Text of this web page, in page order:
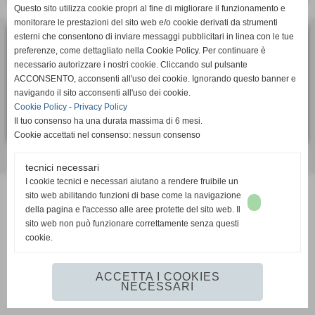
ASD Calcio Femminile SUPERBA
via Bartolomeo Bianco 6, 16127 - Genova (GE)
P.I. 01405910991
Tel. 010 2391106
segreteria.sportiva@superbacalcio.it
Questo sito utilizza cookie propri al fine di migliorare il funzionamento e
monitorare le prestazioni del sito web e/o cookie derivati da strumenti
esterni che consentono di inviare messaggi pubblicitari in linea con le tue
preferenze, come dettagliato nella Cookie Policy. Per continuare è
necessario autorizzare i nostri cookie. Cliccando sul pulsante
ACCONSENTO, acconsenti all'uso dei cookie. Ignorando questo banner e
navigando il sito acconsenti all'uso dei cookie.
Cookie Policy - Privacy Policy
Il tuo consenso ha una durata massima di 6 mesi.
Cookie accettati nel consenso: nessun consenso
tecnici necessari
I cookie tecnici e necessari aiutano a rendere fruibile un
sito web abilitando funzioni di base come la navigazione
della pagina e l'accesso alle aree protette del sito web. Il
sito web non può funzionare correttamente senza questi
cookie.
ACCETTA I COOKIES
NECESSARI